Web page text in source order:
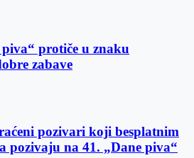
protiče u znaku
zabave
pozivari koji besplatnim
pozivaju na 41. „Dane piva“